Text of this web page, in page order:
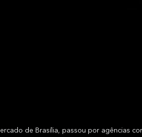
de Brasília, passou por agências